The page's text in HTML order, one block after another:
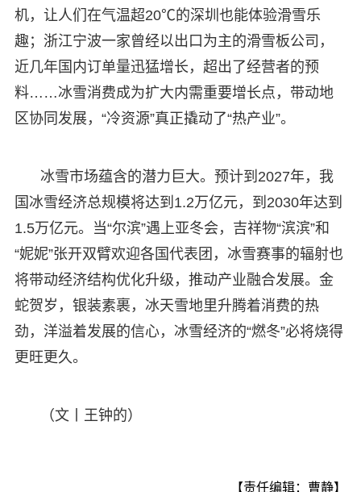
机，让人们在气温超20℃的深圳也能体验滑雪乐
趣；浙江宁波一家曾经以出口为主的滑雪板公司，
近几年国内订单量迅猛增长，超出了经营者的预
料……冰雪消费成为扩大内需重要增长点，带动地
区协同发展，“冷资源”真正撬动了“热产业”。
冰雪市场蕴含的潜力巨大。预计到2027年，我
国冰雪经济总规模将达到1.2万亿元，到2030年达到
1.5万亿元。当“尔滨”遇上亚冬会，吉祥物“滨滨”和
“妮妮”张开双臂欢迎各国代表团，冰雪赛事的辐射也
将带动经济结构优化升级，推动产业融合发展。金
蛇贺岁，银装素裹，冰天雪地里升腾着消费的热
劲，洋溢着发展的信心，冰雪经济的“燃冬”必将烧得
更旺更久。
（文丨王钟的）
【责任编辑：曹静】